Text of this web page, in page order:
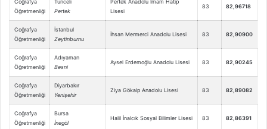
Öğretmenliği
Pertek
Lisesi
83 82,96718
Coğrafya
Öğretmenliği
İstanbul
Zeytinburnu
İhsan Mermerci Anadolu Lisesi 83 82,90900
Coğrafya
Öğretmenliği
Adıyaman
Besni
Aysel Erdemoğlu Anadolu Lisesi 83 82,90245
Coğrafya
Öğretmenliği
Diyarbakır
Yenişehir
Ziya Gökalp Anadolu Lisesi 83 82,89082
Coğrafya
Öğretmenliği
Bursa
İnegöl
Halil İnalcık Sosyal Bilimler Lisesi 83 82,86391